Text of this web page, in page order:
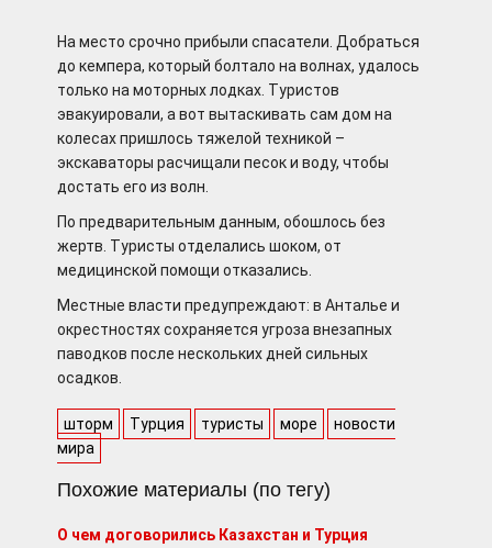
На место срочно прибыли спасатели. Добраться
до кемпера, который болтало на волнах, удалось
только на моторных лодках. Туристов
эвакуировали, а вот вытаскивать сам дом на
колесах пришлось тяжелой техникой –
экскаваторы расчищали песок и воду, чтобы
достать его из волн.
По предварительным данным, обошлось без
жертв. Туристы отделались шоком, от
медицинской помощи отказались.
Местные власти предупреждают: в Анталье и
окрестностях сохраняется угроза внезапных
паводков после нескольких дней сильных
осадков.
шторм Турция туристы море
новости
мира
Похожие материалы (по тегу)
О чем договорились Казахстан и Турция